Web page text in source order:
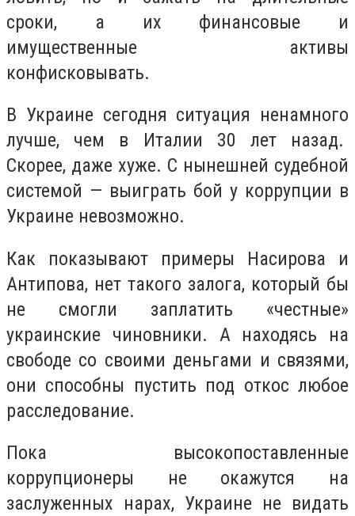
сроки, а их финансовые и
имущественные активы
конфисковывать.
В Украине сегодня ситуация ненамного
лучше, чем в Италии 30 лет назад.
Скорее, даже хуже. С нынешней судебной
системой — выиграть бой у коррупции в
Украине невозможно.
Как показывают примеры Насирова и
Антипова, нет такого залога, который бы
не смогли заплатить «честные»
украинские чиновники. А находясь на
свободе со своими деньгами и связями,
они способны пустить под откос любое
расследование.
Пока высокопоставленные
коррупционеры не окажутся на
заслуженных нарах, Украине не видать